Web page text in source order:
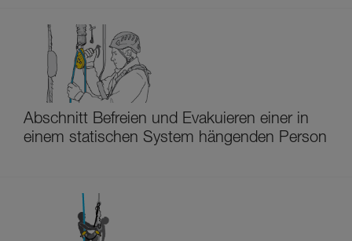
Abschnitt Befreien und Evakuieren einer in
einem statischen System hängenden Person